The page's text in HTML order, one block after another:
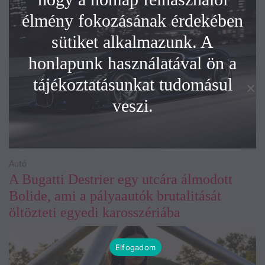
A Bugatti Destrier egy utcára álmodott
Bolide, ami a pályaautók brutalitását
öltözteti egyedi karosszériába
Autó
élmény fokozásának érdekében
sütiket alkalmazunk. A
honlapunk használatával ön a
tájékoztatásunkat tudomásul
veszi.
Elfogadom